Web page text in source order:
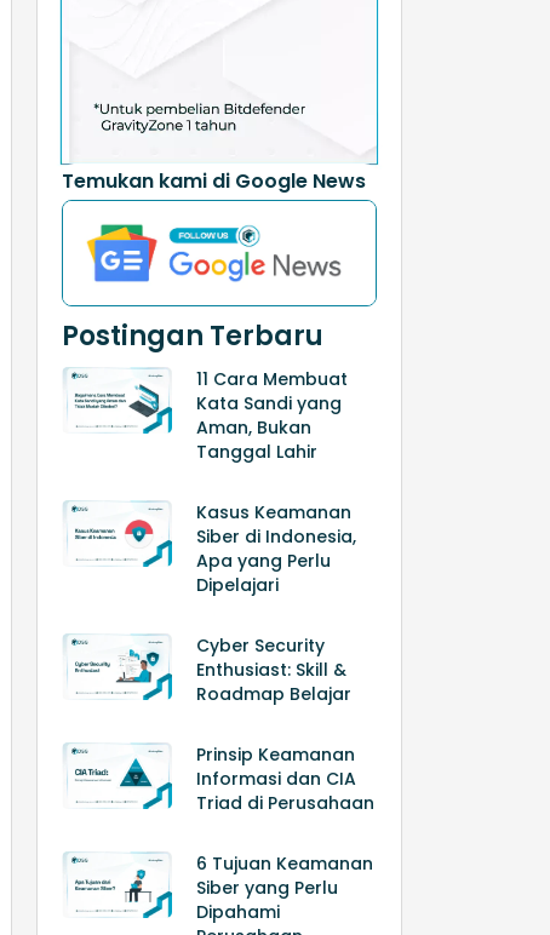
Temukan kami di Google News
Postingan Terbaru
11 Cara Membuat
Kata Sandi yang
Aman, Bukan
Tanggal Lahir
Kasus Keamanan
Siber di Indonesia,
Apa yang Perlu
Dipelajari
Cyber Security
Enthusiast: Skill &
Roadmap Belajar
Prinsip Keamanan
Informasi dan CIA
Triad di Perusahaan
6 Tujuan Keamanan
Siber yang Perlu
Dipahami